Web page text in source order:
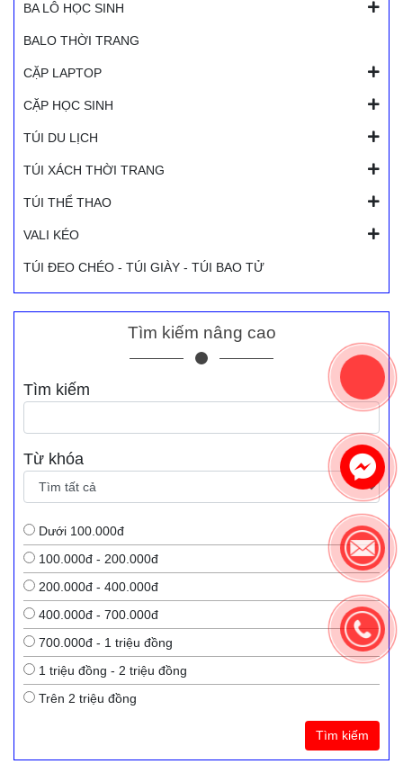
BA LÔ HỌC SINH
BALO THỜI TRANG
CẶP LAPTOP
CẶP HỌC SINH
TÚI DU LỊCH
TÚI XÁCH THỜI TRANG
TÚI THỂ THAO
VALI KÉO
TÚI ĐEO CHÉO - TÚI GIÀY - TÚI BAO TỬ
Tìm kiếm nâng cao
Tìm kiếm
Từ khóa
Dưới 100.000đ
100.000đ - 200.000đ
200.000đ - 400.000đ
400.000đ - 700.000đ
700.000đ - 1 triệu đồng
1 triệu đồng - 2 triệu đồng
Trên 2 triệu đồng
Tìm kiếm